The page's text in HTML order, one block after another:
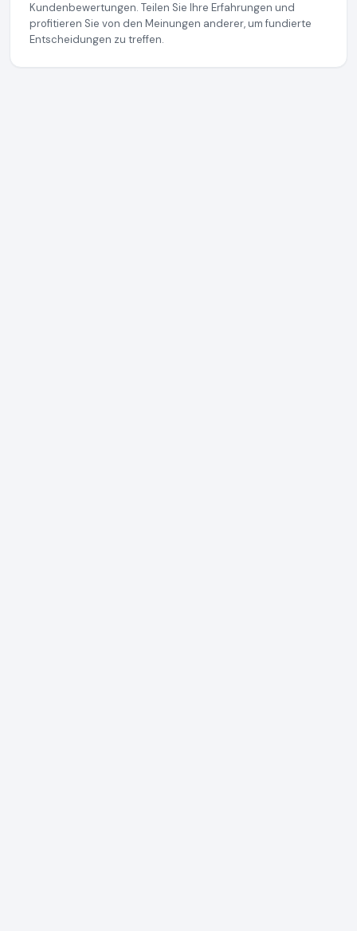
Kundenbewertungen. Teilen Sie Ihre Erfahrungen und
profitieren Sie von den Meinungen anderer, um fundierte
Entscheidungen zu treffen.